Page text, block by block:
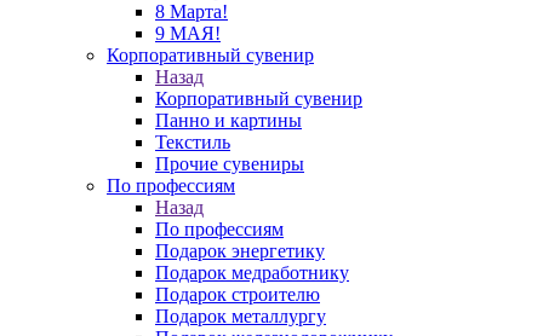
8 Марта!
9 МАЯ!
Корпоративный сувенир
Назад
Корпоративный сувенир
Панно и картины
Текстиль
Прочие сувениры
По профессиям
Назад
По профессиям
Подарок энергетику
Подарок медработнику
Подарок строителю
Подарок металлургу